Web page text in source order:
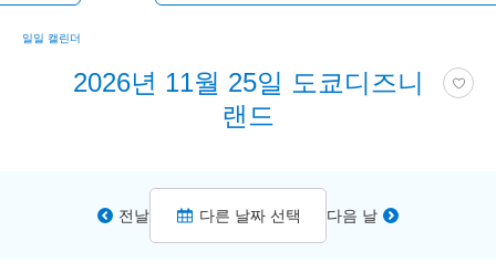
일일 캘린더
2026년 11월 25일 도쿄디즈니
랜드
전날 다른 날짜 선택 다음 날